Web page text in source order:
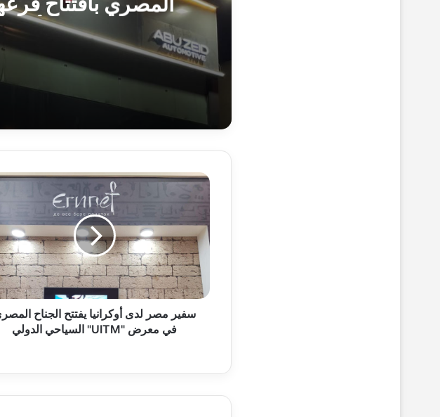
«أبو
وزير الخارجية المصرى يتوجه إلى تركيا
28-10-1447هـ 16-4-2026م
السفير السعودي يستقبل مدير المكتب
26-10-1447هـ 14-4-2026م
غدًا …أمير رادو يبدأ زيارة للقاهرة .. 120 عاما علي العلاقات الدبلوماسية
26-10-1447هـ 14-4-2026م
س
ر
م
د
ر
سفير مصر لدى أوكرانيا يفتتح الجناح
في معرض "UITM" السياحي الدولي